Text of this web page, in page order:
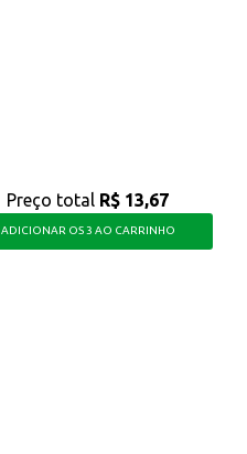
Preço total R$ 13,67
ADICIONAR OS 3 AO CARRINHO